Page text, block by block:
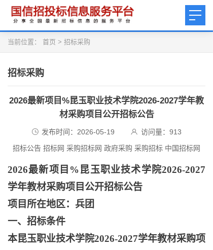
当前位置： 首页 > 招标采购
招标采购
2026最新项目%昆玉职业技术学院2026-2027学年教
材采购项目公开招标公告
发布时间：2026-05-19 访问量： 913
招标公告 招标网 采购招标网 政府采购 采购招标 中国招标网
2026最新项目%昆玉职业技术学院2026-2027
学年教材采购项目公开招标公告
项目所在地区：兵团
一、招标条件
本昆玉职业技术学院2026-2027学年教材采购项